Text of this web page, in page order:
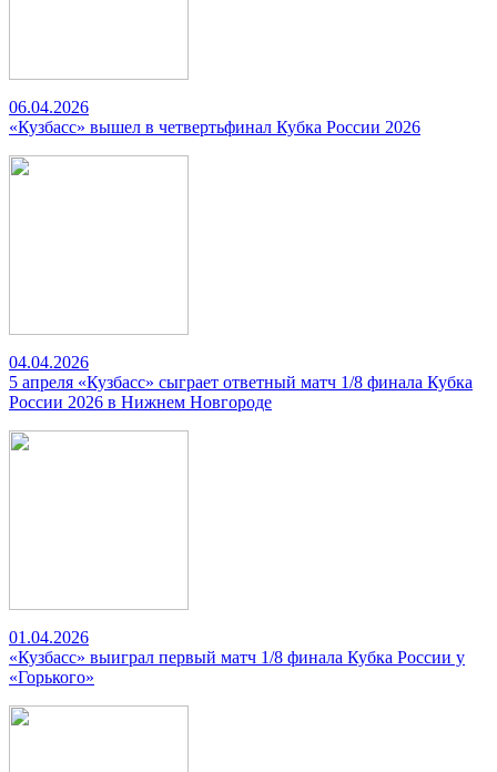
06.04.2026
«Кузбасс» вышел в четвертьфинал Кубка России 2026
04.04.2026
5 апреля «Кузбасс» сыграет ответный матч 1/8 финала Кубка
России 2026 в Нижнем Новгороде
01.04.2026
«Кузбасс» выиграл первый матч 1/8 финала Кубка России у
«Горького»